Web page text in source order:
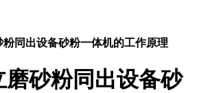
同出设备砂粉一体机的工作原理
砂粉同出设备砂